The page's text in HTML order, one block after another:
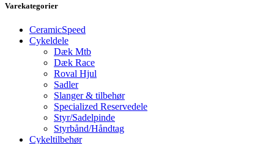
Varekategorier
CeramicSpeed
Cykeldele
Dæk Mtb
Dæk Race
Roval Hjul
Sadler
Slanger & tilbehør
Specialized Reservedele
Styr/Sadelpinde
Styrbånd/Håndtag
Cykeltilbehør